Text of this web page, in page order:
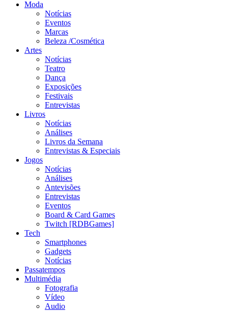
Moda
Notícias
Eventos
Marcas
Beleza /Cosmética
Artes
Notícias
Teatro
Dança
Exposições
Festivais
Entrevistas
Livros
Notícias
Análises
Livros da Semana
Entrevistas & Especiais
Jogos
Notícias
Análises
Antevisões
Entrevistas
Eventos
Board & Card Games
Twitch [RDBGames]
Tech
Smartphones
Gadgets
Notícias
Passatempos
Multimédia
Fotografia
Vídeo
Audio